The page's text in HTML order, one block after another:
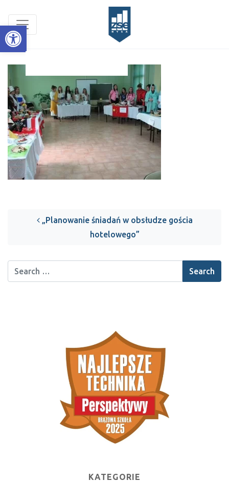
Open toolbar
„Planowanie śniadań w obsłudze gościa
hotelowego”
KATEGORIE